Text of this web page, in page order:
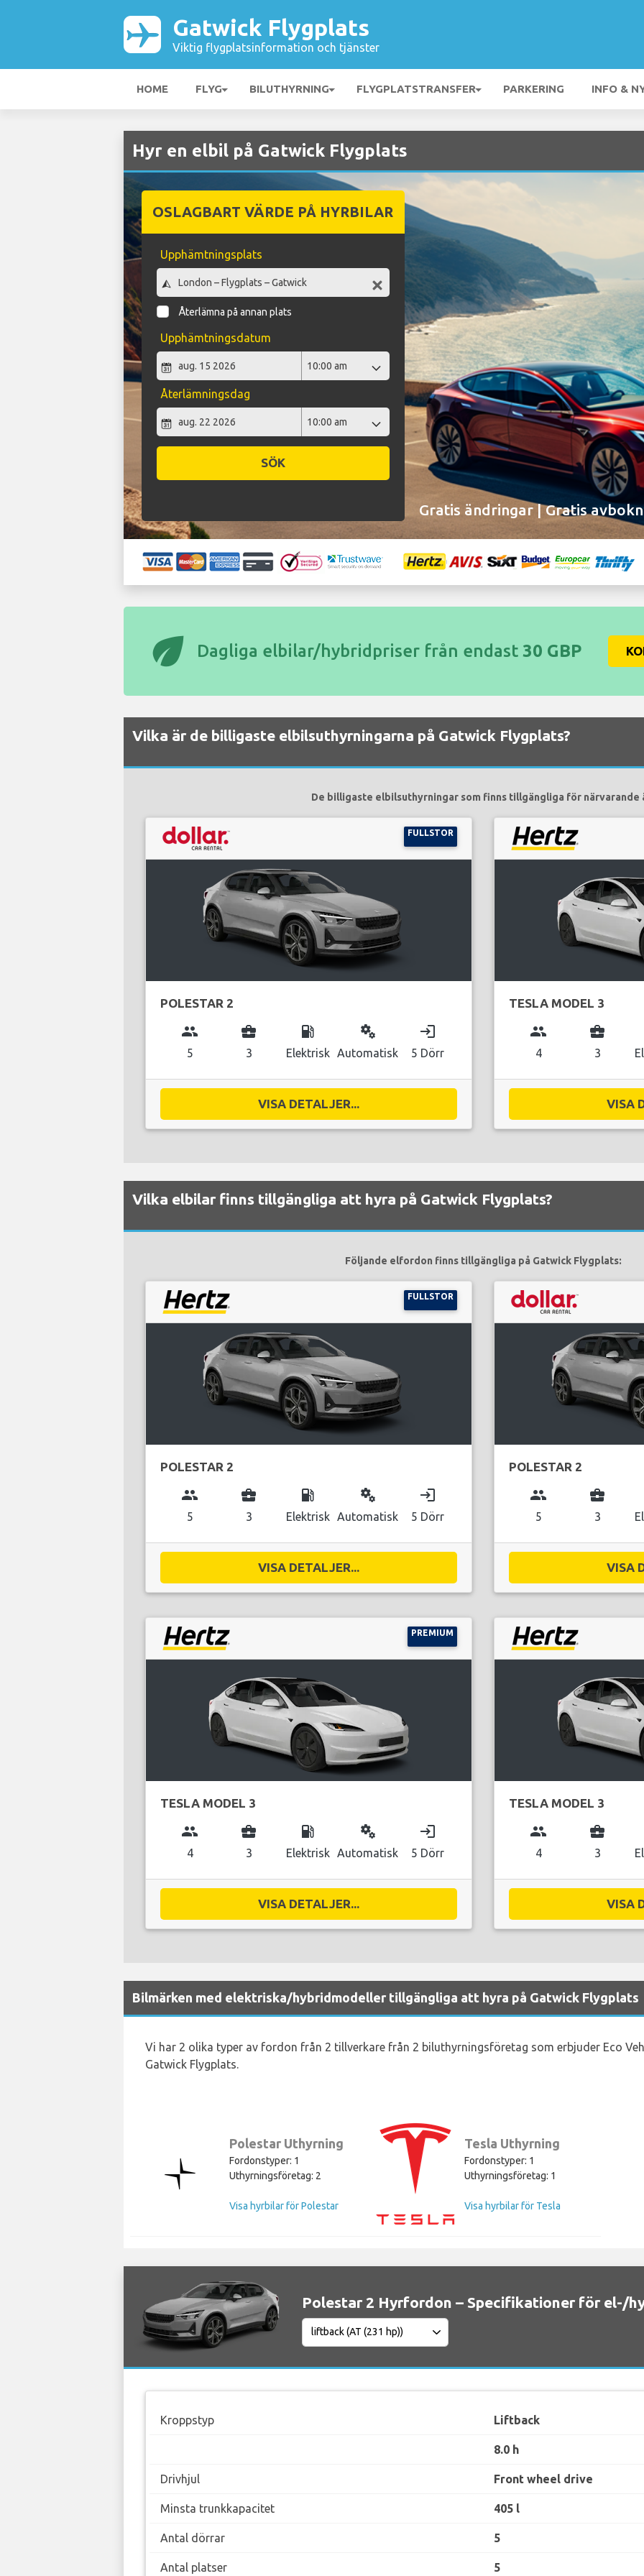
Gatwick Flygplats
Viktig flygplatsinformation och tjänster
HOME FLYG BILUTHYRNING FLYGPLATSTRANSFER PARKERING INFO &
Hyr en elbil på Gatwick Flygplats
OSLAGBART VÄRDE PÅ HYRBILAR
Upphämtningsplats
Återlämna på annan plats
Upphämtningsdatum
Återlämningsdag
SÖK
Gratis ändringar | Gratis
eco Dagliga elbilar/hybridpriser från endast 30 GBP
Vilka är de billigaste elbilsuthyrningarna på Gatwick Flygplats?
De billigaste elbilsuthyrningar som finns tillgängliga för närvarande
FULLSTOR
POLESTAR 2
group
5
business_center
3
local_gas_station
Elektrisk
miscellaneous_services
Automatisk
login
5 Dörr
VISA DETALJER...
TESLA MODEL 3
group
4
business_center
3
VISA
Vilka elbilar finns tillgängliga att hyra på Gatwick Flygplats?
Följande elfordon finns tillgängliga på Gatwick Flygplats:
FULLSTOR
POLESTAR 2
group
5
business_center
3
local_gas_station
Elektrisk
miscellaneous_services
Automatisk
login
5 Dörr
VISA DETALJER...
POLESTAR 2
group
5
business_center
3
VISA
PREMIUM
TESLA MODEL 3
group
4
business_center
3
local_gas_station
Elektrisk
miscellaneous_services
Automatisk
login
5 Dörr
VISA DETALJER...
TESLA MODEL 3
group
4
business_center
3
VISA
Bilmärken med elektriska/hybridmodeller tillgängliga att hyra på Gatwick Flygplats
Vi har 2 olika typer av fordon från 2 tillverkare från 2 biluthyrningsföretag som erbjuder Eco
Gatwick Flygplats.
Polestar Uthyrning
Fordonstyper: 1
Uthyrningsföretag: 2
Visa hyrbilar för Polestar
Tesla Uthyrning
Fordonstyper: 1
Uthyrningsföretag: 1
Visa hyrbilar för Tesla
Polestar 2 Hyrfordon – Specifikationer för el-/
Kroppstyp Liftback
8.0 h
Drivhjul Front wheel drive
Minsta trunkkapacitet 405 l
Antal dörrar 5
Antal platser 5